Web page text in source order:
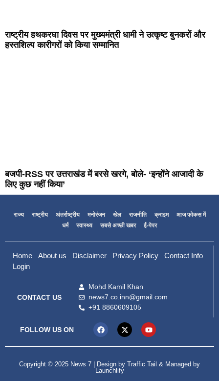
राष्ट्रीय हथकरघा दिवस पर मुख्यमंत्री धामी ने उत्कृष्ट बुनकरों और
हस्तशिल्प कारीगरों को किया सम्मानित
बजपी-RSS पर उत्तराखंड में बरसे खरगे, बोले- ‘इन्होंने आजादी के
लिए कुछ नहीं किया’
राज्य राष्ट्रीय अंतर्राष्ट्रीय मनोरंजन खेल राजनीति क्राइम
आज फोकस में
धर्म
स्वास्थ्य सबसे अच्छी खबर ई-पेपर
Home About us Disclaimer Privacy Policy
Contact Info
Login
CONTACT US
Mohd Kamil Khan
news7.co.inn@gmail.com
+91 8860609105
FOLLOW US ON
Copyright © 2025 News 7 | Design by Traffic Tail & Managed by
Launchlify